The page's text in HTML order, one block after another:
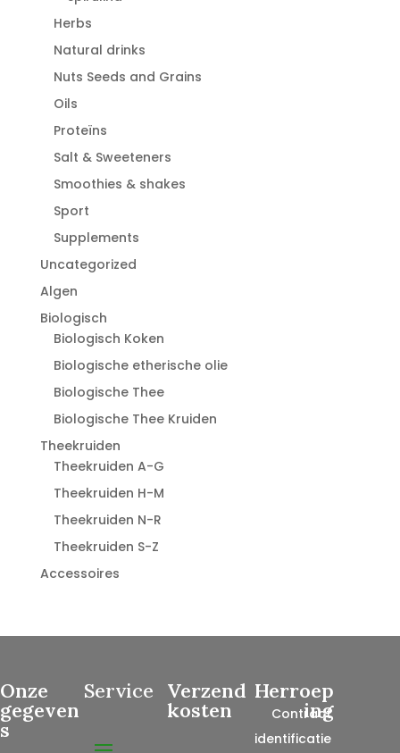
Herbs
Natural drinks
Nuts Seeds and Grains
Oils
Proteïns
Salt & Sweeteners
Smoothies & shakes
Sport
Supplements
Uncategorized
Algen
Biologisch
Biologisch Koken
Biologische etherische olie
Biologische Thee
Biologische Thee Kruiden
Theekruiden
Theekruiden A-G
Theekruiden H-M
Theekruiden N-R
Theekruiden S-Z
Accessoires
Onze
gegeven
s
Service Verzend
kosten
Herroep
ing
Contract
identificatie